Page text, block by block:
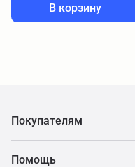
В корзину
Покупателям
Помощь